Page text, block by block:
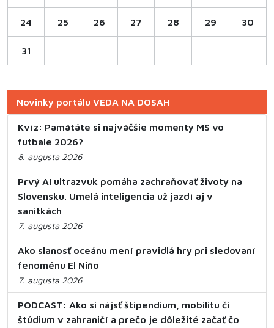
24 25 26 27 28 29 30
31
Novinky portálu VEDA NA DOSAH
Kvíz: Pamätáte si najväčšie momenty MS vo
futbale 2026?
8. augusta 2026
Prvý AI ultrazvuk pomáha zachraňovať životy na
Slovensku. Umelá inteligencia už jazdí aj v
sanitkách
7. augusta 2026
Ako slanosť oceánu mení pravidlá hry pri sledovaní
fenoménu El Niño
7. augusta 2026
PODCAST: Ako si nájsť štipendium, mobilitu či
štúdium v zahraničí a prečo je dôležité začať čo